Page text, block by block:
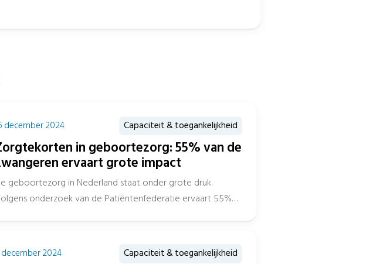
december 2024 Capaciteit & toegankelijkheid
in geboortezorg: 55% van de
ervaart grote impact
geboortezorg in Nederland staat onder grote druk.
onderzoek van de Patiëntenfederatie ervaart 55%
2024 Capaciteit & toegankelijkheid